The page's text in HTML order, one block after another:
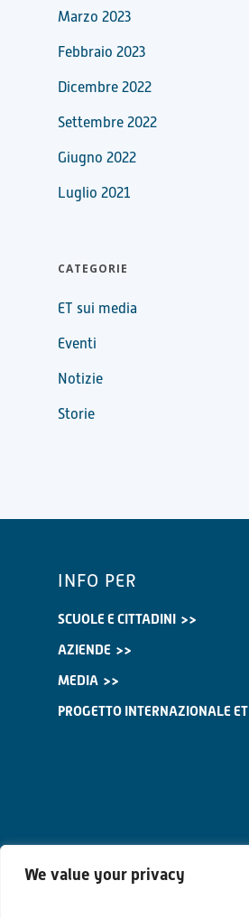
We value your privacy
Marzo 2023
Febbraio 2023
Dicembre 2022
Settembre 2022
Giugno 2022
Luglio 2021
CATEGORIE
ET sui media
Eventi
Notizie
Storie
INFO PER
SCUOLE E CITTADINI
AZIENDE
MEDIA
PROGETTO INTERNAZIONALE ET